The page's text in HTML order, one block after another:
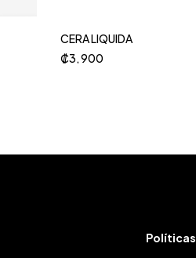
CERA LIQUIDA
₡3, 900
Políticas